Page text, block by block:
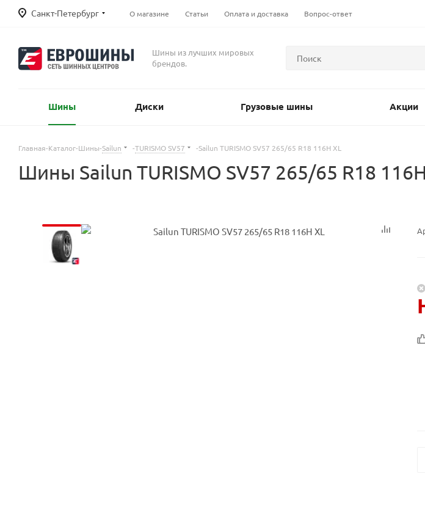
Санкт-Петербург О магазине Статьи Оплата и доставка Вопрос-ответ
Шины из лучших мировых
брендов.
Шины Диски Грузовые шины Акции
Главная-Каталог-Шины-Sailun -TURISMO SV57 -Sailun TURISMO SV57 265/65 R18 116H XL
Шины Sailun TURISMO SV57 265/65 R18